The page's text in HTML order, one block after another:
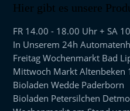
Hier gibt es unsere
FR 14.00 - 18.00 Uhr + SA
In Unserem 24h
Freitag Wochenmarkt Bad
Mittwoch Markt Altenbeken
Bioladen Wedde Paderborn
Bioladen Petersilchen